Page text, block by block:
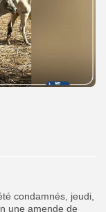
condamnés, jeudi,
une amende de